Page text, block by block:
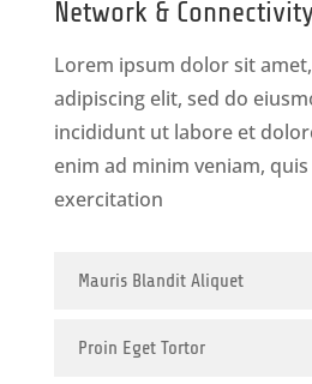
Network &
Lorem ipsum dolor sit
adipiscing elit, sed do
incididunt ut labore et
enim ad minim veniam,
exercitation
Mauris Blandit Aliquet
Proin Eget Tortor